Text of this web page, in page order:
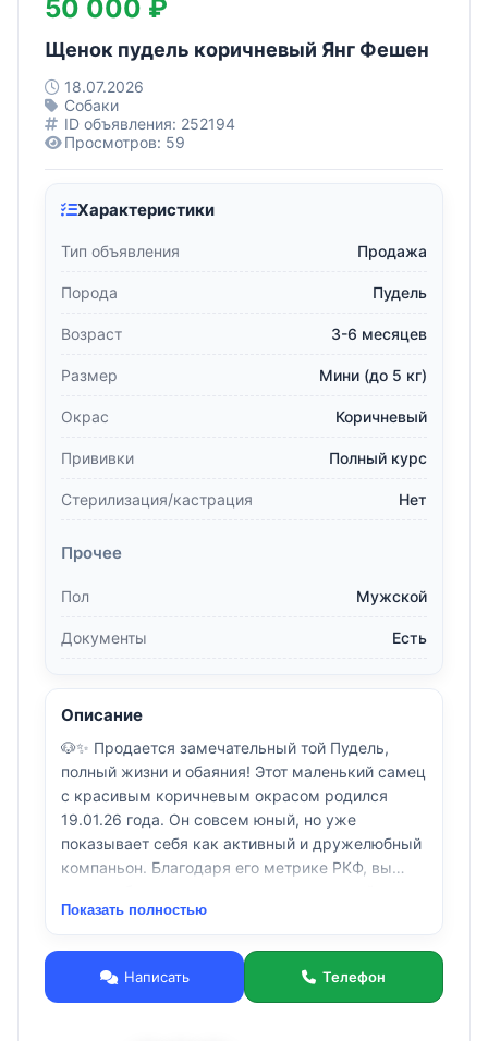
50 000 ₽
Щенок пудель коричневый Янг Фешен
18.07.2026
Собаки
ID объявления: 252194
Просмотров: 59
Характеристики
Тип объявления Продажа
Порода Пудель
Возраст 3-6 месяцев
Размер Мини (до 5 кг)
Окрас Коричневый
Прививки Полный курс
Стерилизация/кастрация Нет
Прочее
Пол Мужской
Документы Есть
Описание
🐶✨ Продается замечательный той Пудель,
полный жизни и обаяния! Этот маленький самец
с красивым коричневым окрасом родился
19.01.26 года. Он совсем юный, но уже
показывает себя как активный и дружелюбный
компаньон. Благодаря его метрике РКФ, вы
Вакцинации сделаны вовремя, поэтому ему не
крепкий малыш, который ждет своего
заботливого хозяина для семьи или тех, кто
Показать полностью
Написать Телефон